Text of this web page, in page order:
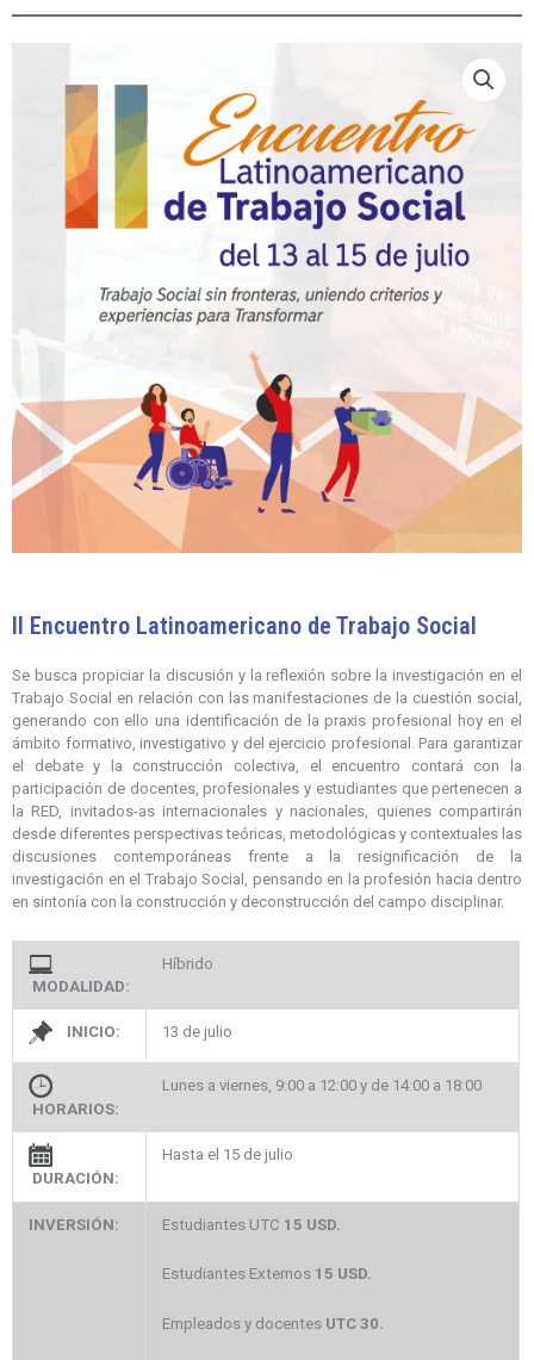
II Encuentro Latinoamericano de Trabajo Social
Se busca propiciar la discusión y la reflexión sobre la investigación en el
Trabajo Social en relación con las manifestaciones de la cuestión social,
generando con ello una identificación de la praxis profesional hoy en el
ámbito formativo, investigativo y del ejercicio profesional. Para garantizar
el debate y la construcción colectiva, el encuentro contará con la
participación de docentes, profesionales y estudiantes que pertenecen a
la RED, invitados-as internacionales y nacionales, quienes compartirán
desde diferentes perspectivas teóricas, metodológicas y contextuales las
discusiones contemporáneas frente a la resignificación de la
investigación en el Trabajo Social, pensando en la profesión hacia dentro
en sintonía con la construcción y deconstrucción del campo disciplinar.
MODALIDAD:
Híbrido
INICIO: 13 de julio
HORARIOS:
Lunes a viernes, 9:00 a 12:00 y de 14:00 a 18:00
DURACIÓN:
Hasta el 15 de julio
INVERSIÓN: Estudiantes UTC 15 USD.
Estudiantes Externos 15 USD.
Empleados y docentes UTC 30.